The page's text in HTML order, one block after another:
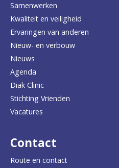
r
u
g
n
a
a
d
e
Samenwerken
Kwaliteit en veiligheid
Ervaringen van anderen
Nieuw- en verbouw
Nieuws
Agenda
Diak Clinic
Stichting Vrienden
Vacatures
Contact
Route en contact